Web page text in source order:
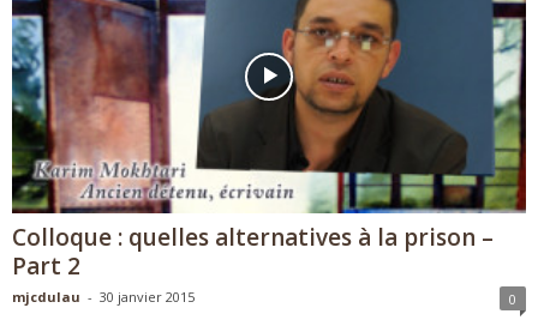
Colloque : quelles alternatives à la prison –
Part 2
mjcdulau - 30 janvier 2015 0